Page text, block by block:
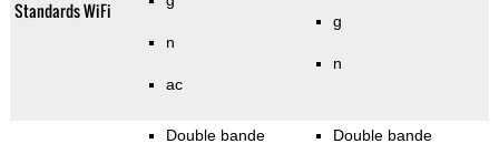
Standards WiFi
n
ac
g
n
Double bande Double bande